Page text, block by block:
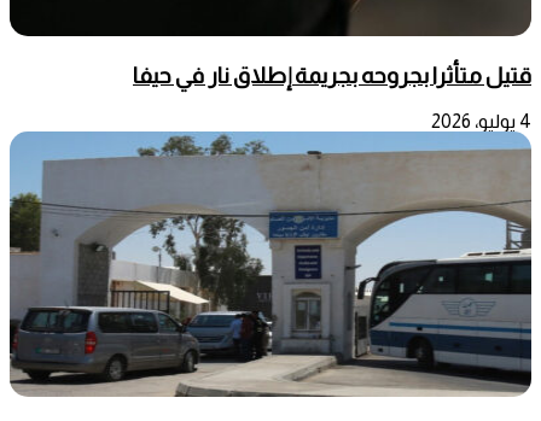
قتيل متأثرا بجروحه بجريمة إطلاق نار في حيفا
4 يوليو، 2026